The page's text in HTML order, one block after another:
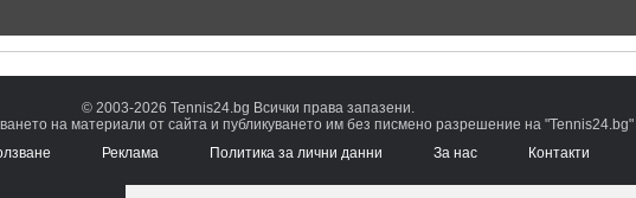
© 2003-2026 Tennis24.bg Всички права запазени.
на материали от сайта и публикуването им без писмено разрешение на "Tennis24.bg"
Реклама Политика за лични данни За нас Контакти